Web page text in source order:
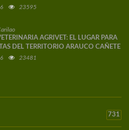
23595
AGRIVET: EL LUGAR PARA
DEL TERRITORIO ARAUCO CAÑETE
23481
731